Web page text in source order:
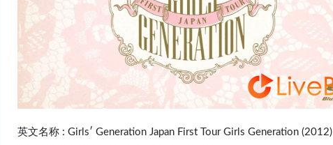
英文名称 : Girls′ Generation Japan First Tour Girls Generation (2012)